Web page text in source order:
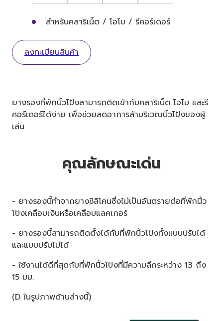
สำหรับคลาริเน็ต / โอโบ / รีคอร์เดอร์
ลงทะเบียนสินค้า
ยางรองที่พักนิ้วโป้งสามารถติดเข้ากับคลาริเน็ต โอโบ และรี
คอร์เดอร์ได้ง่าย เพื่อช่วยลดอาการล้าบริเวณนิ้วโป้งของผู้
เล่น
คุณลักษณะเด่น
- ยางรองนี้ทำจากยางซิลิโคนซึ่งไม่เป็นอันตรายต่อที่พักนิ้ว
โป้งเคลือบเงินหรือเคลือบแลคเกอร์
- ยางรองนี้สามารถติดตั้งได้กับที่พักนิ้วโป้งทั้งแบบปรับได้
และแบบปรับไม่ได้
- ใช้งานได้ดีที่สุดกับที่พักนิ้วโป้งที่มีความลึกระหว่าง 13 ถึง
15 มม.
(D ในรูปภาพด้านล่างนี้)